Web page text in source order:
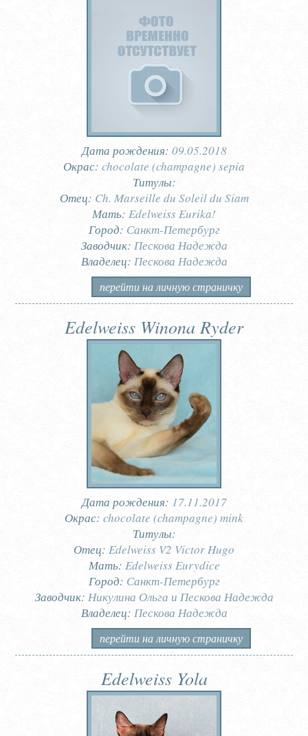
Дата рождения: 09.05.2018
Окрас: chocolate (champagne) sepia
Титулы:
Отец: Ch. Marseille du Soleil du Siam
Мать: Edelweiss Eurika!
Город: Санкт-Петербург
Заводчик: Пескова Надежда
Владелец: Пескова Надежда
перейти на личную страничку
Edelweiss Winona Ryder
Дата рождения: 17.11.2017
Окрас: chocolate (champagne) mink
Титулы:
Отец: Edelweiss V2 Victor Hugo
Мать: Edelweiss Eurydice
Город: Санкт-Петербург
Заводчик: Никулина Ольга и Пескова Надежда
Владелец: Пескова Надежда
перейти на личную страничку
Edelweiss Yola